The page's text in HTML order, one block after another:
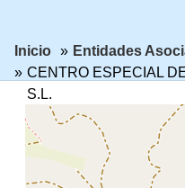
ir a página:
Inicio ir a página:
Entidades
CENTRO ESPECIAL
S.L.